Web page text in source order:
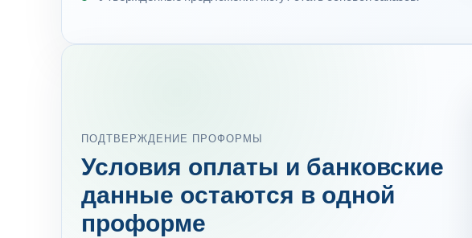
ПОДТВЕРЖДЕНИЕ ПРОФОРМЫ
Условия оплаты и банковские
данные остаются в одной
проформе